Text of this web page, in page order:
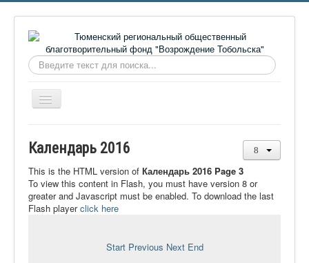
Искать...
Включить/
выключить
О фонде
Онлайн библиотека
Видеоматериалы
Сайт проекта Достоевский
Календарь 2016
This is the HTML version of Календарь 2016 Page 3
To view this content in Flash, you must have version 8 or
greater and Javascript must be enabled. To download the last
Flash playerclick here
Start Previous Next End